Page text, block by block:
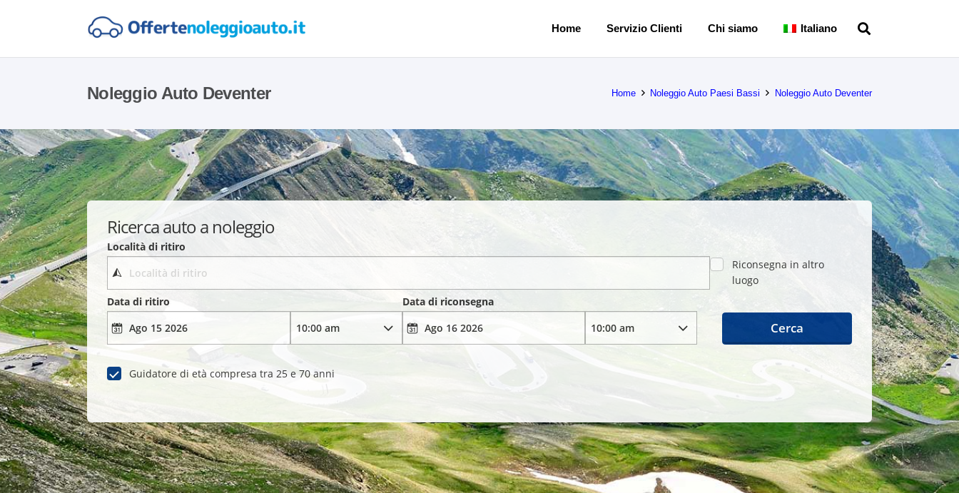
Home Servizio Clienti Chi siamo Italiano
Noleggio Auto Deventer Home Noleggio Auto Paesi Bassi Noleggio Auto Deventer
Ricerca auto a noleggio
Località di ritiro
Riconsegna in altro
luogo
Data di ritiro
Data di riconsegna
Guidatore di età compresa tra 25 e 70 anni
Cerca